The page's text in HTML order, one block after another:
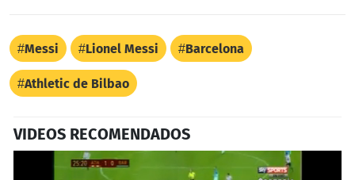
Messi Lionel Messi Barcelona
Athletic de Bilbao
VIDEOS RECOMENDADOS